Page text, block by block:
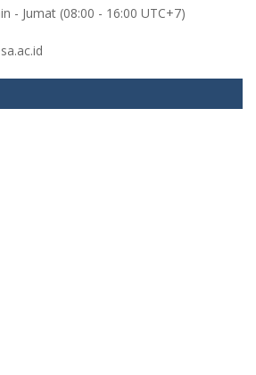
- Jumat (08:00 - 16:00 UTC+7)